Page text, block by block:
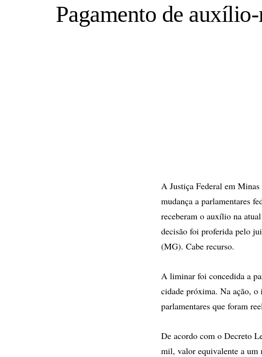
Pagamento de
A Justiça Federal em
mudança a parlamentares
receberam o auxílio na
decisão foi proferida pelo
(MG). Cabe recurso.
A liminar foi concedida a
cidade próxima. Na ação, o
parlamentares que foram
De acordo com o Decreto
mil, valor equivalente a um